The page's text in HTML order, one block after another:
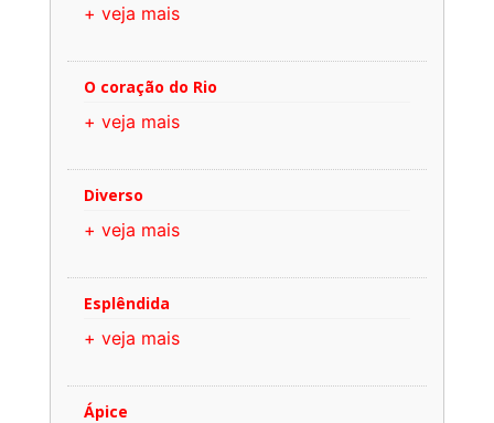
+ veja mais
O coração do Rio
+ veja mais
Diverso
+ veja mais
Esplêndida
+ veja mais
Ápice